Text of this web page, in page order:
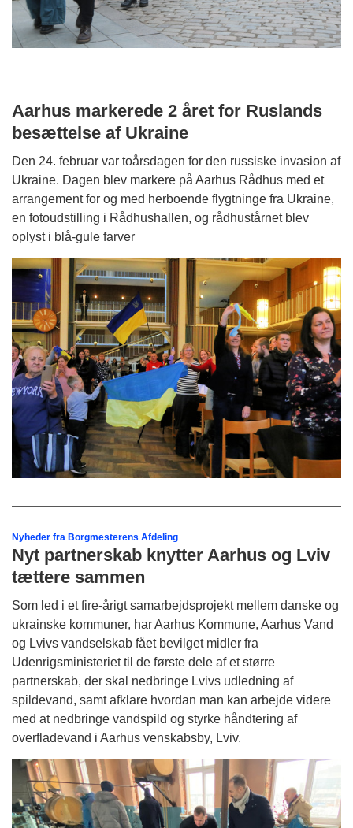
Aarhus markerede 2 året for Ruslands
besættelse af Ukraine
Den 24. februar var toårsdagen for den russiske invasion af
Ukraine. Dagen blev markere på Aarhus Rådhus med et
arrangement for og med herboende flygtninge fra Ukraine,
en fotoudstilling i Rådhushallen, og rådhustårnet blev
oplyst i blå-gule farver
Nyheder fra Borgmesterens Afdeling
Nyt partnerskab knytter Aarhus og Lviv
tættere sammen
Som led i et fire-årigt samarbejdsprojekt mellem danske og
ukrainske kommuner, har Aarhus Kommune, Aarhus Vand
og Lvivs vandselskab fået bevilget midler fra
Udenrigsministeriet til de første dele af et større
partnerskab, der skal nedbringe Lvivs udledning af
spildevand, samt afklare hvordan man kan arbejde videre
med at nedbringe vandspild og styrke håndtering af
overfladevand i Aarhus venskabsby, Lviv.